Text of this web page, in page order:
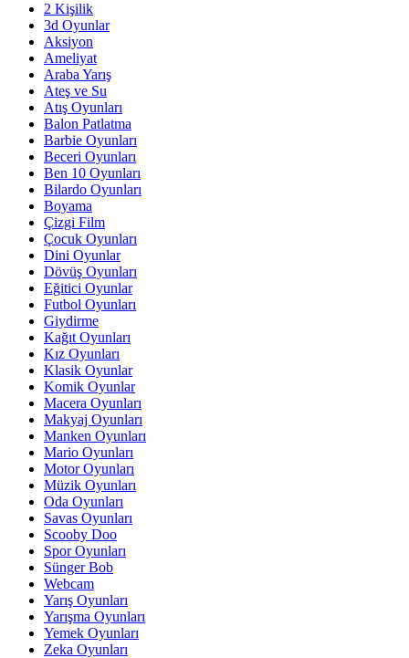
2 Kişilik
3d Oyunlar
Aksiyon
Ameliyat
Araba Yarış
Ateş ve Su
Atış Oyunları
Balon Patlatma
Barbie Oyunları
Beceri Oyunları
Ben 10 Oyunları
Bilardo Oyunları
Boyama
Çizgi Film
Çocuk Oyunları
Dini Oyunlar
Dövüş Oyunları
Eğitici Oyunlar
Futbol Oyunları
Giydirme
Kağıt Oyunları
Kız Oyunları
Klasik Oyunlar
Komik Oyunlar
Macera Oyunları
Makyaj Oyunları
Manken Oyunları
Mario Oyunları
Motor Oyunları
Müzik Oyunları
Oda Oyunları
Savas Oyunları
Scooby Doo
Spor Oyunları
Sünger Bob
Webcam
Yarış Oyunları
Yarışma Oyunları
Yemek Oyunları
Zeka Oyunları